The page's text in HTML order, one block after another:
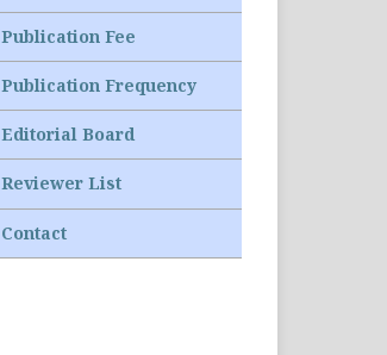
Publication Fee
Publication Frequency
Editorial Board
Reviewer List
Contact